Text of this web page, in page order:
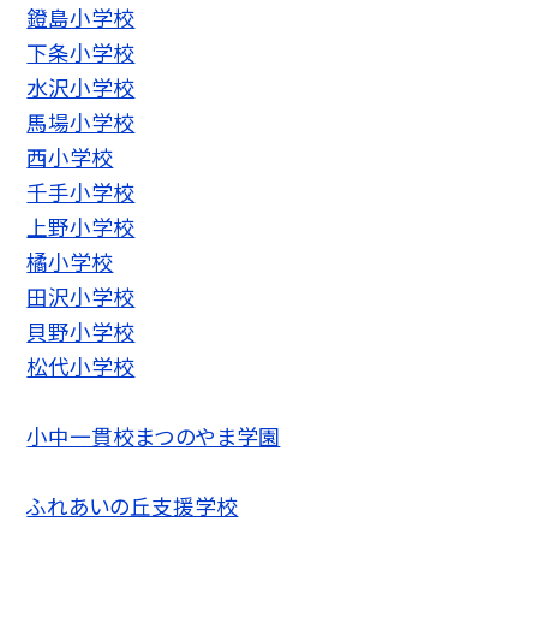
鐙島小学校
下条小学校
水沢小学校
馬場小学校
西小学校
千手小学校
上野小学校
橘小学校
田沢小学校
貝野小学校
松代小学校
小中一貫校まつのやま学園
ふれあいの丘支援学校